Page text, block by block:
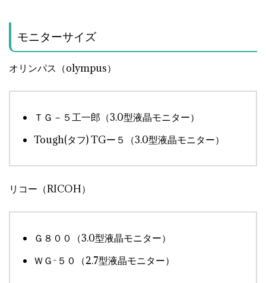
モニターサイズ
オリンパス（olympus）
ＴＧ－５工一郎（3.0型液晶モニター）
Tough(タフ) TGー５（3.0型液晶モニター）
リコー（RICOH）
Ｇ８００（3.0型液晶モニター）
ＷＧ-５０（2.7型液晶モニター）